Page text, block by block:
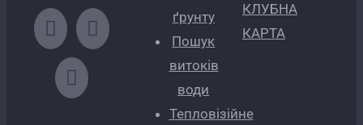
ґрунту
Пошук
витоків
води
Тепловізійне
КЛУБНА
КАРТА